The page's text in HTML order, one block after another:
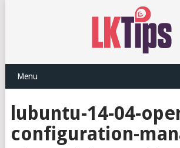
Menu
lubuntu-14-04-
configuration-